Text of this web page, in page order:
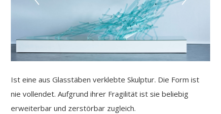
Ist eine aus Glasstäben verklebte Skulptur. Die Form ist
nie vollendet. Aufgrund ihrer Fragilität ist sie beliebig
erweiterbar und zerstörbar zugleich.